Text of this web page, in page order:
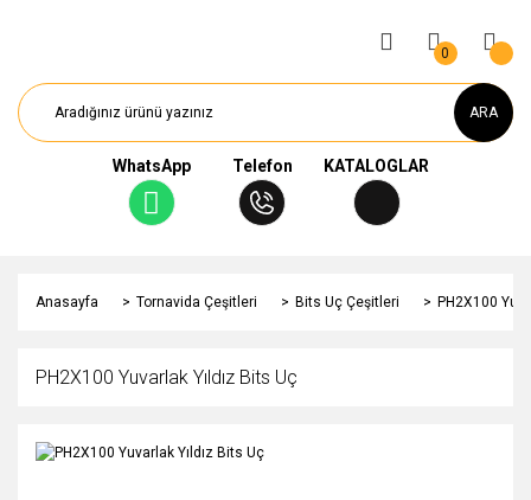
ARA
WhatsApp Telefon KATALOGLAR
0
Anasayfa Tornavida Çeşitleri Bits Uç Çeşitleri PH2X100
PH2X100 Yuvarlak Yıldız Bits Uç